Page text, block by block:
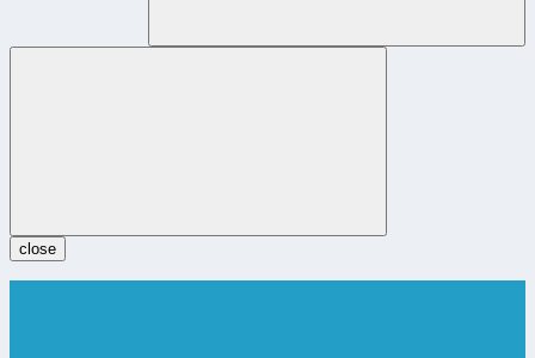
close